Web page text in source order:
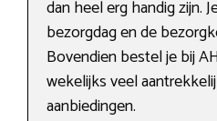
dan heel erg handig zijn.
bezorgdag en de
Bovendien bestel je bij
wekelijks veel
aanbiedingen.